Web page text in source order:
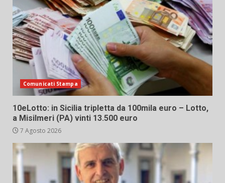
Comunicati Stampa
10eLotto: in Sicilia tripletta da 100mila euro – Lotto,
a Misilmeri (PA) vinti 13.500 euro
7 Agosto 2026